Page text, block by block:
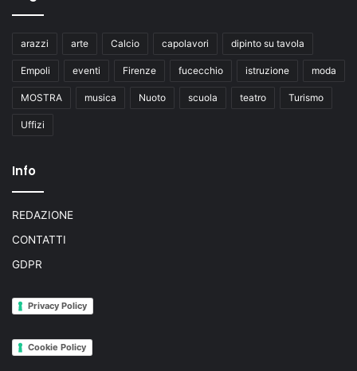
arazzi arte Calcio capolavori dipinto su tavola
Empoli eventi Firenze fucecchio istruzione moda
MOSTRA musica Nuoto scuola teatro Turismo
Uffizi
Info
REDAZIONE
CONTATTI
GDPR
Privacy Policy
Cookie Policy